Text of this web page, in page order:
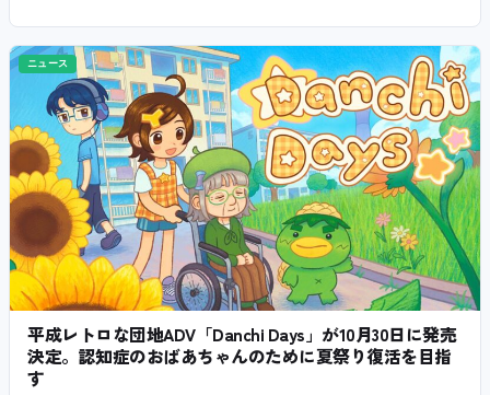
ニュース
平成レトロな団地ADV「Danchi Days」が10月30日に発売
決定。認知症のおばあちゃんのために夏祭り復活を目指
す